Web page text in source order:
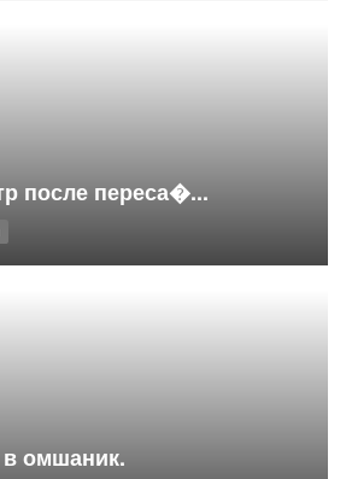
после переса�...
омшаник.